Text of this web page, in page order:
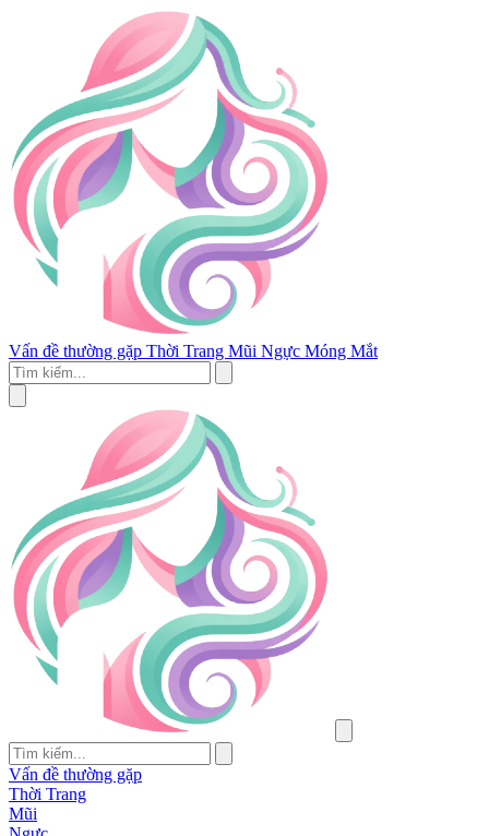
Vấn đề thường gặp Thời Trang Mũi Ngực Móng Mắt
Vấn đề thường gặp
Thời Trang
Mũi